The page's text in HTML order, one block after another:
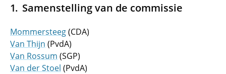
Samenstelling van de commissie
Mommersteeg(CDA)
Van Thijn (PvdA)
Van Rossum (SGP)
Van der Stoel (PvdA)